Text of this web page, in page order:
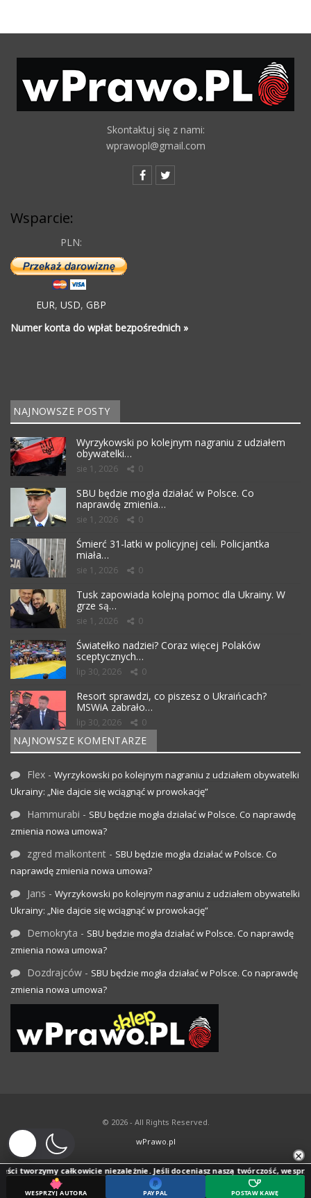
Skontaktuj się z nami:
wprawopl@gmail.com
Wsparcie:
PLN:
EUR, USD, GBP
Numer konta do wpłat bezpośrednich »
NAJNOWSZE POSTY
Wyrzykowski po kolejnym nagraniu z udziałem
obywatelki…
sie 1, 2026 0
SBU będzie mogła działać w Polsce. Co
naprawdę zmienia…
sie 1, 2026 0
Śmierć 31-latki w policyjnej celi. Policjantka
miała…
sie 1, 2026 0
Tusk zapowiada kolejną pomoc dla Ukrainy. W
grze są…
sie 1, 2026 0
Światełko nadziei? Coraz więcej Polaków
sceptycznych…
lip 30, 2026 0
Resort sprawdzi, co piszesz o Ukraińcach?
MSWiA zabrało…
lip 30, 2026 0
NAJNOWSZE KOMENTARZE
Flex - Wyrzykowski po kolejnym nagraniu z udziałem obywatelki
Ukrainy: „Nie dajcie się wciągnąć w prowokację”
Hammurabi - SBU będzie mogła działać w Polsce. Co naprawdę
zmienia nowa umowa?
zgred malkontent - SBU będzie mogła działać w Polsce. Co
naprawdę zmienia nowa umowa?
Jans - Wyrzykowski po kolejnym nagraniu z udziałem obywatelki
Ukrainy: „Nie dajcie się wciągnąć w prowokację”
Demokryta - SBU będzie mogła działać w Polsce. Co naprawdę
zmienia nowa umowa?
Dozdrajców - SBU będzie mogła działać w Polsce. Co naprawdę
zmienia nowa umowa?
© 2026 - All Rights Reserved.
wPrawo.pl
×
całkowicie niezależnie. Jeśli doceniasz naszą twórczość, wesprzyj jej
WESPRZYJ AUTORA PAYPAL POSTAW KAWĘ